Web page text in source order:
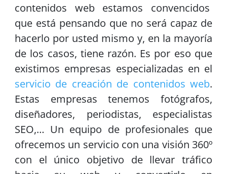
contenidos web estamos convencidos
que está pensando que no será capaz de
hacerlo por usted mismo y, en la mayoría
de los casos, tiene razón. Es por eso que
existimos empresas especializadas en el
servicio de creación de contenidos web.
Estas empresas tenemos fotógrafos,
diseñadores, periodistas, especialistas
SEO,… Un equipo de profesionales que
ofrecemos un servicio con una visión 360º
con el único objetivo de llevar tráfico